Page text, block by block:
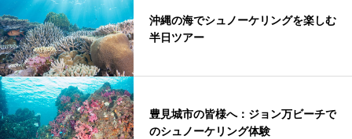
沖縄の海でシュノーケリングを楽しむ
半日ツアー
豊見城市の皆様へ：ジョン万ビーチで
のシュノーケリング体験